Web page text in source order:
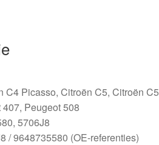
C4 Picasso, Citroën C5, Citroën C5
Peugeot 508
5706J8
/ 9648735580 (OE-referenties)